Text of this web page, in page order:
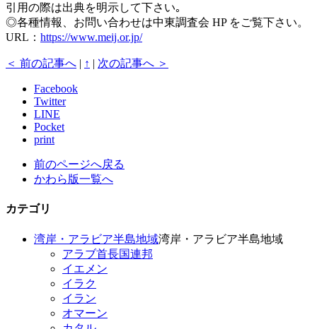
引用の際は出典を明示して下さい｡
◎各種情報、お問い合わせは中東調査会 HP をご覧下さい。
URL： https://www.meij.or.jp/
＜ 前の記事へ | ↑ | 次の記事へ ＞
Facebook
Twitter
LINE
Pocket
print
前のページへ戻る
かわら版一覧へ
カテゴリ
湾岸・アラビア半島地域湾岸・アラビア半島地域
アラブ首長国連邦
イエメン
イラク
イラン
オマーン